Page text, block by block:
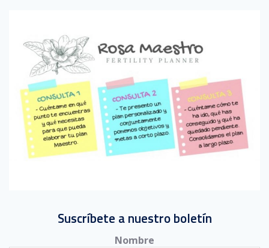
Suscríbete a nuestro boletín
Nombre